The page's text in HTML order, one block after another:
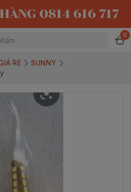
0814 616 717
0
RẺ
SUNNY